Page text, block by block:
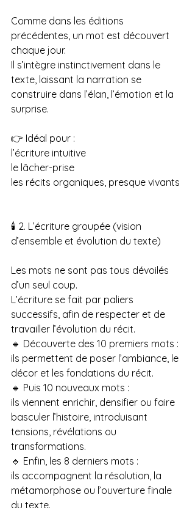
Comme dans les éditions
précédentes, un mot est découvert
chaque jour.
Il s’intègre instinctivement dans le
texte, laissant la narration se
construire dans l’élan, l’émotion et la
surprise.
👉 Idéal pour :
l’écriture intuitive
le lâcher-prise
les récits organiques, presque vivants
🕯️ 2. L’écriture groupée (vision
d’ensemble et évolution du texte)
Les mots ne sont pas tous dévoilés
d’un seul coup.
L’écriture se fait par paliers
successifs, afin de respecter et de
travailler l’évolution du récit.
🔹 Découverte des 10 premiers mots :
ils permettent de poser l’ambiance, le
décor et les fondations du récit.
🔹 Puis 10 nouveaux mots :
ils viennent enrichir, densifier ou faire
basculer l’histoire, introduisant
tensions, révélations ou
transformations.
🔹 Enfin, les 8 derniers mots :
ils accompagnent la résolution, la
métamorphose ou l’ouverture finale
du texte.